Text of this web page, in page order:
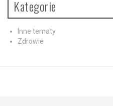
Kategorie
Inne tematy
Zdrowie